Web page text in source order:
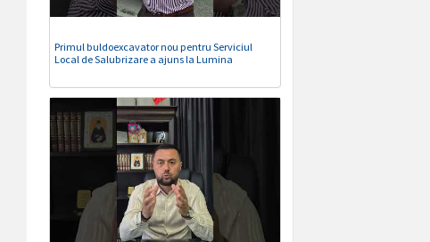
Primul buldoexcavator nou pentru Serviciul
Local de Salubrizare a ajuns la Lumina